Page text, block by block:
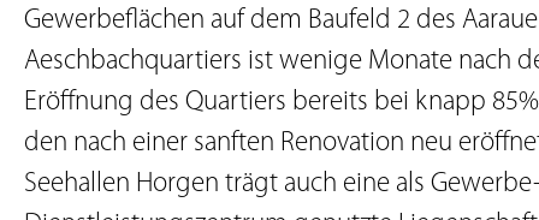
Gewerbeflächen auf dem Baufeld 2 des
Aeschbachquartiers ist wenige Monate nach
Eröffnung des Quartiers bereits bei knapp
den nach einer sanften Renovation neu
Seehallen Horgen trägt auch eine als